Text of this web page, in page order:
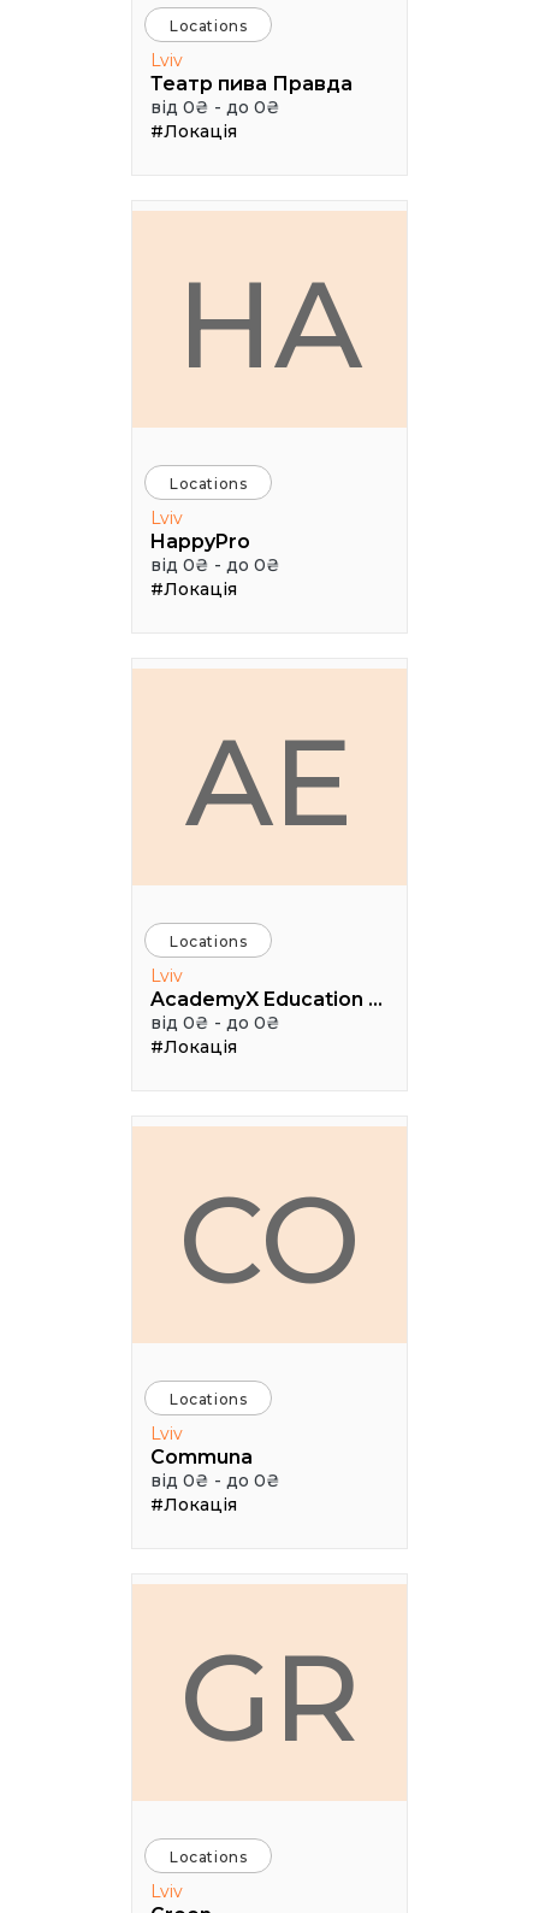
Locations
Lviv
Театр пива Правда
від 0₴ - до 0₴
#Локація
HA
Locations
Lviv
HappyPro
від 0₴ - до 0₴
#Локація
AE
Locations
Lviv
AcademyX Education Hub
від 0₴ - до 0₴
#Локація
CO
Locations
Lviv
Communa
від 0₴ - до 0₴
#Локація
GR
Locations
Lviv